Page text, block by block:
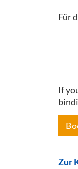
Für
If
Zur